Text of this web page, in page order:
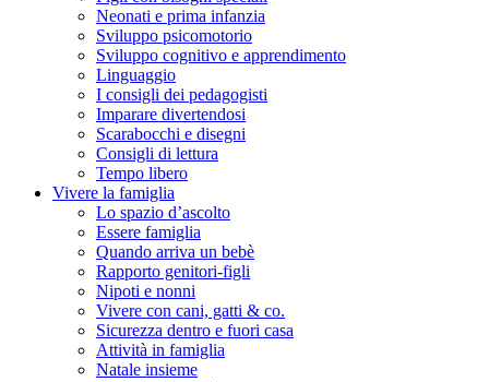
Neonati e prima infanzia
Sviluppo psicomotorio
Sviluppo cognitivo e apprendimento
Linguaggio
I consigli dei pedagogisti
Imparare divertendosi
Scarabocchi e disegni
Consigli di lettura
Tempo libero
Vivere la famiglia
Lo spazio d’ascolto
Essere famiglia
Quando arriva un bebè
Rapporto genitori-figli
Nipoti e nonni
Vivere con cani, gatti & co.
Sicurezza dentro e fuori casa
Attività in famiglia
Natale insieme